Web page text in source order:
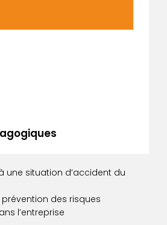
une situation d’accident du
des risques
l’entreprise